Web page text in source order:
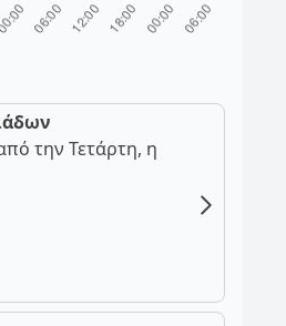
την Τετάρτη, η